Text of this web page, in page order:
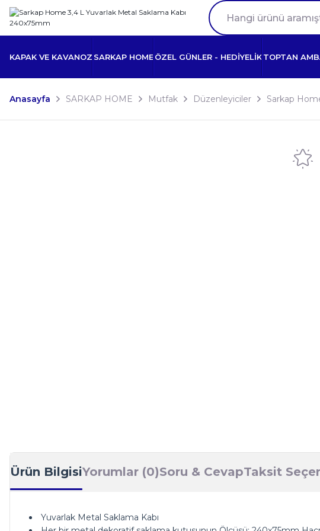
KAPAK VE KAVANOZ SARKAP HOME ÖZEL GÜNLER - HEDİYELİK TOPTAN
Anasayfa SARKAP HOME Mutfak Düzenleyiciler Sarkap
Ürün BilgisiYorumlar (0)Soru & CevapTaksit
Yuvarlak Metal Saklama Kabı